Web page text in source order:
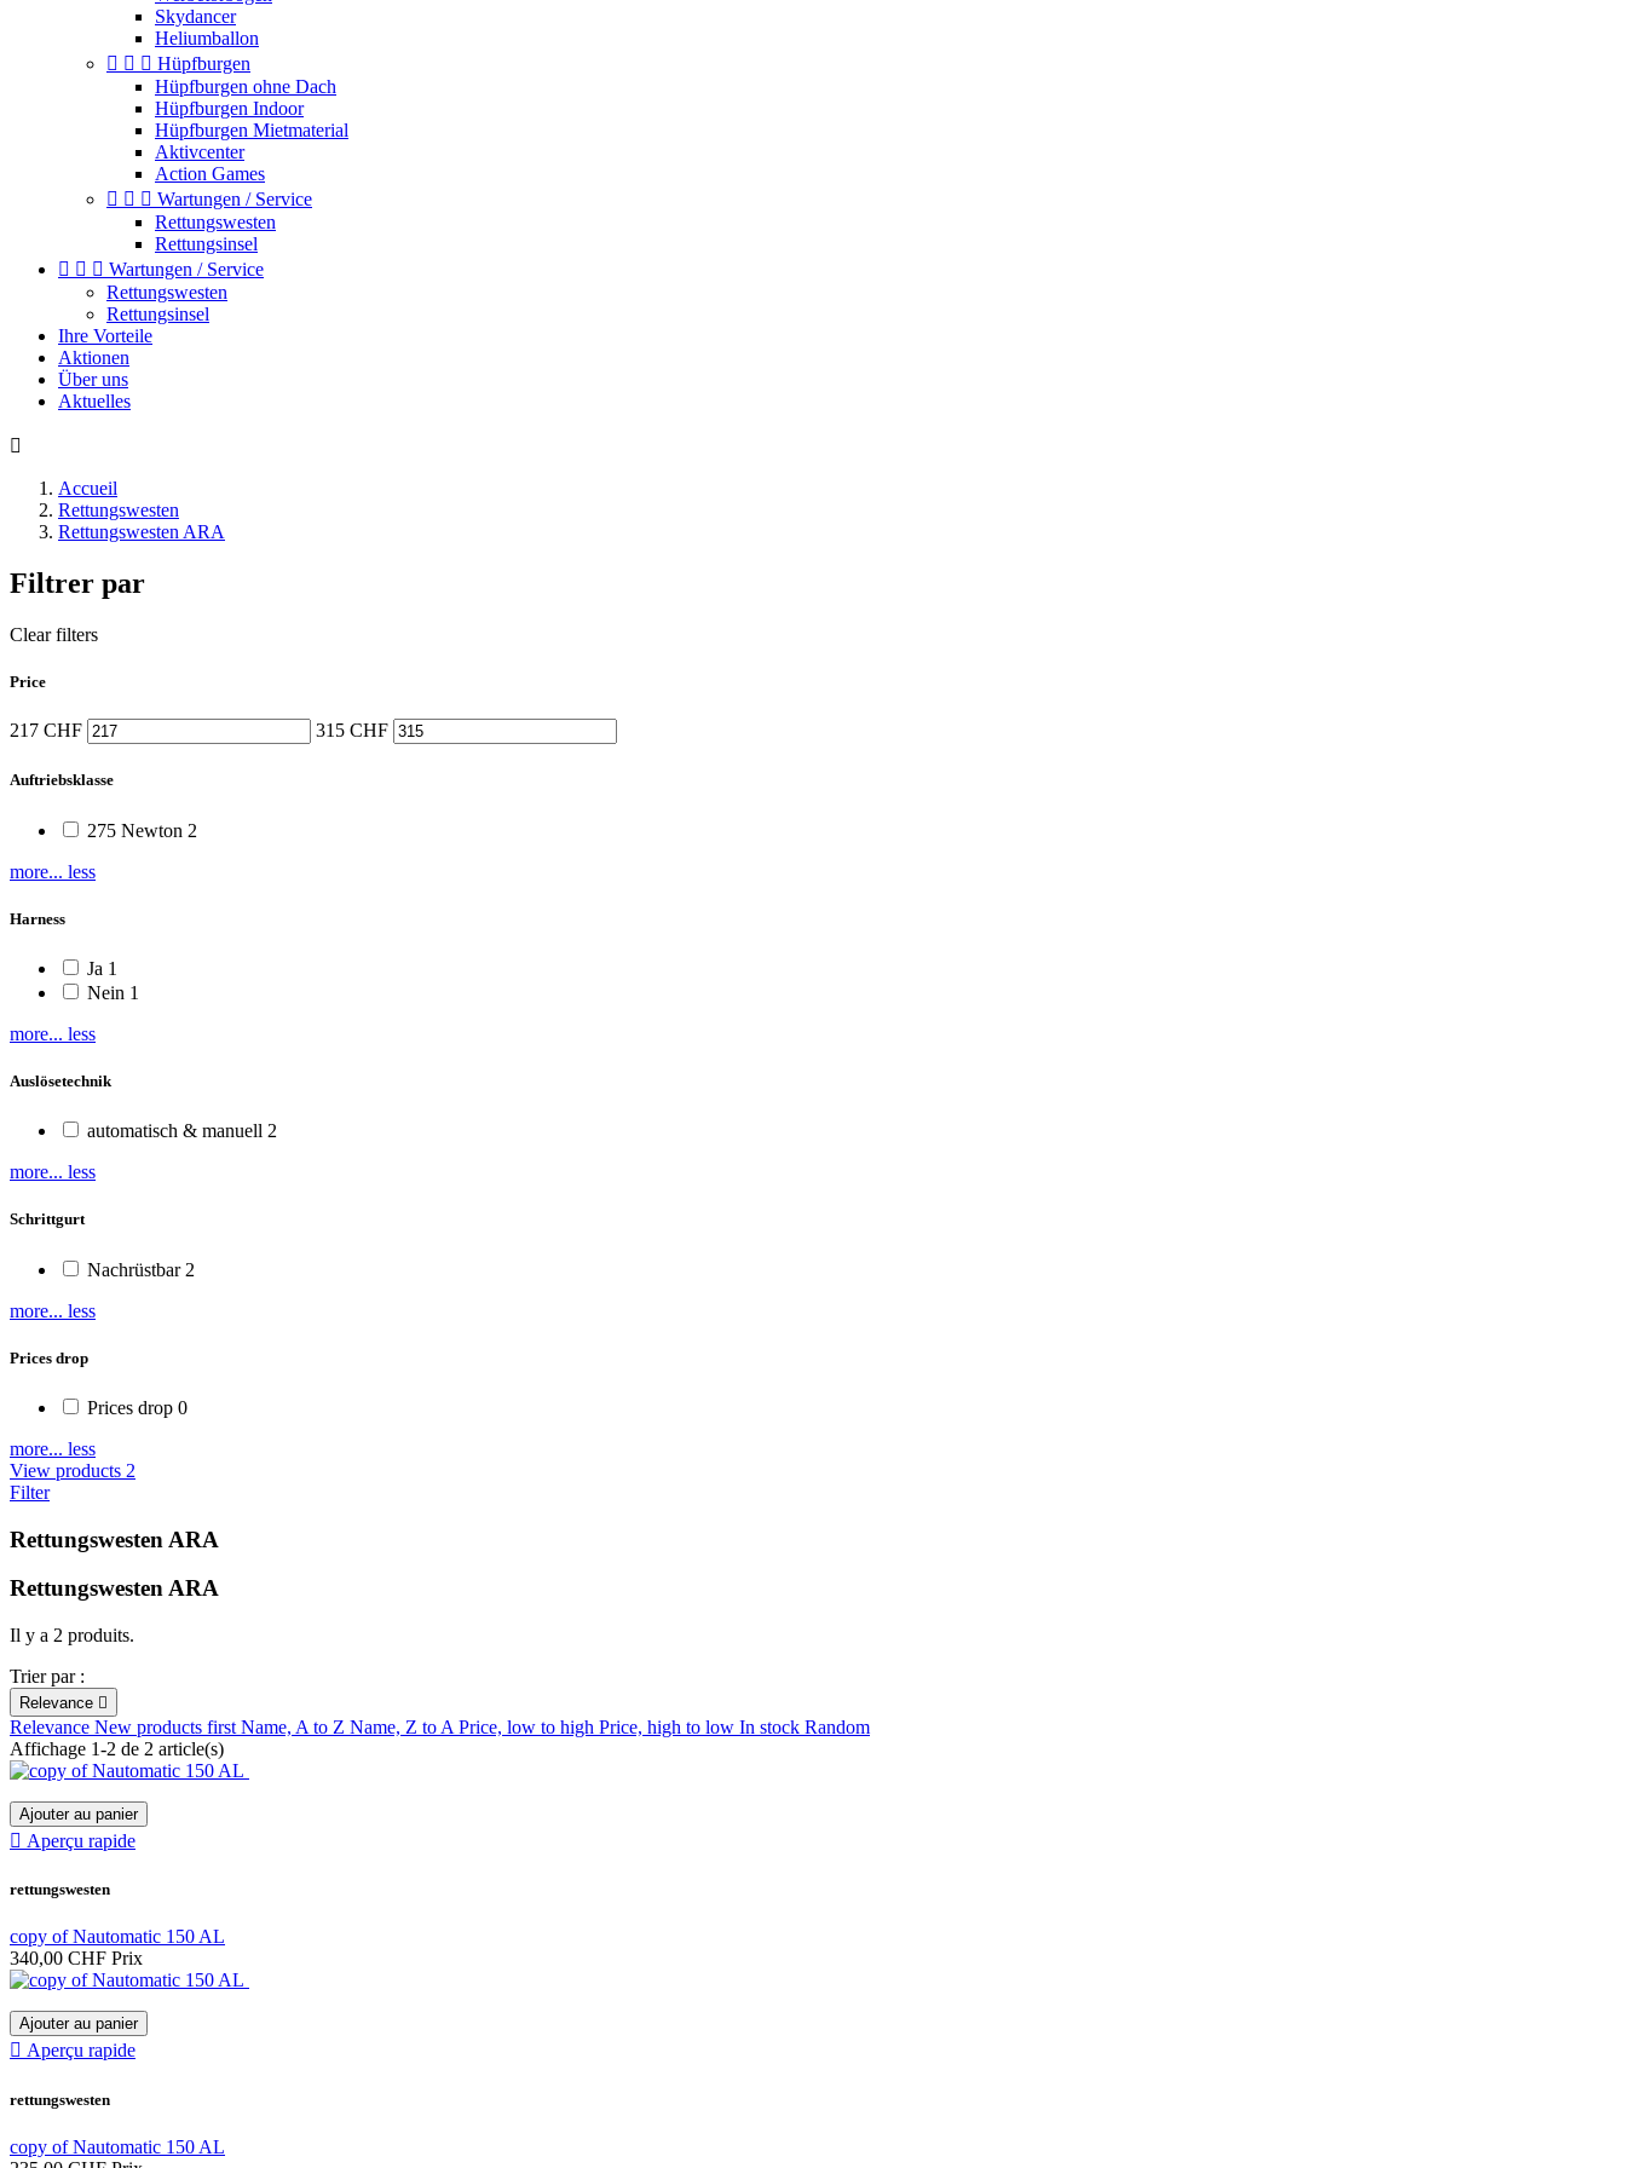
Skydancer
Heliumballon
   Hüpfburgen
Hüpfburgen ohne Dach
Hüpfburgen Indoor
Hüpfburgen Mietmaterial
Aktivcenter
Action Games
   Wartungen / Service
Rettungswesten
Rettungsinsel
   Wartungen / Service
Rettungswesten
Rettungsinsel
Ihre Vorteile
Aktionen
Über uns
Aktuelles

Accueil
Rettungswesten
Rettungswesten ARA
Filtrer par
Clear filters
Price
217 CHF 315 CHF
Auftriebsklasse
275 Newton 2
more... less
Harness
Ja 1
Nein 1
more... less
Auslösetechnik
automatisch & manuell 2
more... less
Schrittgurt
Nachrüstbar 2
more... less
Prices drop
Prices drop 0
more... less
View products 2
Filter
Rettungswesten ARA
Rettungswesten ARA
Il y a 2 produits.
Trier par :
Relevance 
Relevance New products first Name, A to Z Name, Z to A Price, low to high Price, high to low In stock Random
Affichage 1-2 de 2 article(s)
Ajouter au panier
 Aperçu rapide
rettungswesten
copy of Nautomatic 150 AL
340,00 CHF Prix
Ajouter au panier
 Aperçu rapide
rettungswesten
copy of Nautomatic 150 AL